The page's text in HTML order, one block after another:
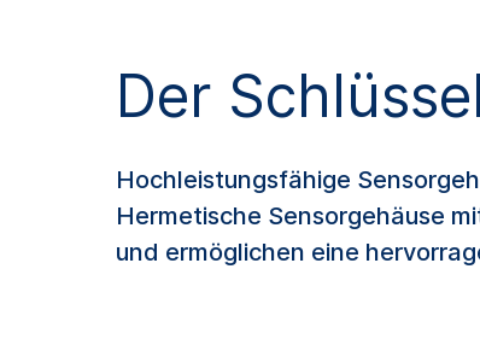
Der
Hochleistungsfähige
Hermetische Sensorgehäuse
und ermöglichen eine